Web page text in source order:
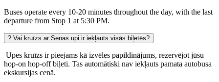
Buses operate every 10-20 minutes throughout the day, with the last
departure from Stop 1 at 5:30 PM.
? Vai kruīzs ar Senas upi ir iekļauts visās biļetēs?
Upes kruīzs ir pieejams kā izvēles papildinājums, rezervējot jūsu
hop-on hop-off biļeti. Tas automātiski nav iekļauts pamata autobusa
ekskursijas cenā.